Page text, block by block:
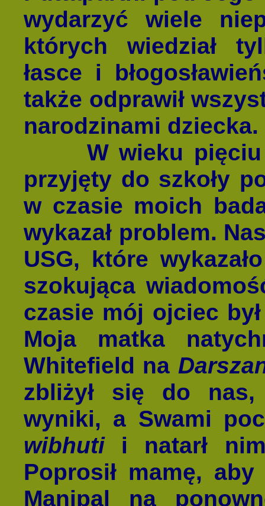
wydarzyć wiele
których wiedział
łasce i
także odprawił
narodzinami dziecka.
W wieku pięciu
przyjęty do szkoły
w czasie moich
wykazał problem.
USG, które
szokująca
czasie mój ojciec
Moja matka
Whitefield na
zbliżył się do nas,
wyniki, a Swami
wibhutii natarł nim
Poprosił mamę,
Manipal na